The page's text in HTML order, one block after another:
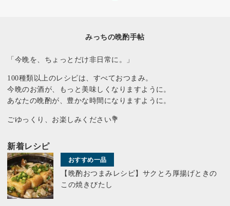
みっちの晩酌手帖
「今晩を、ちょっとだけ非日常に。」
100種類以上のレシピは、すべておつまみ。
今晩のお酒が、もっと美味しくなりますように。
あなたの晩酌が、豊かな時間になりますように。
ごゆっくり、お楽しみください💐
新着レシピ
おすすめ一品
【晩酌おつまみレシピ】サクとろ厚揚げときの
この焼きびたし